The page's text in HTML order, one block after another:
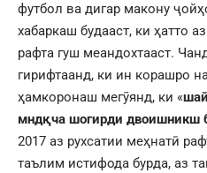
футбол ва дигар макону
хабаркаш будааст, ки ҳатто
рафта гуш меандохтааст.
гирифтаанд, ки ин корашро
ҳамкоронаш мегӯянд, ки «
мндқча шогирди двоишникш
2017 аз рухсатии меҳнатӣ
таълим истифода бурда, аз